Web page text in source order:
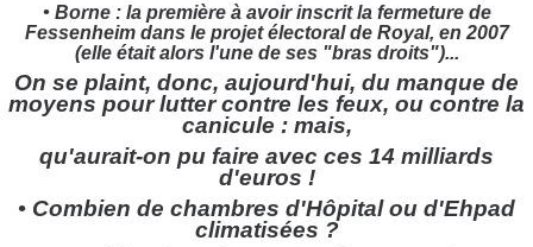
• Borne : la première à avoir inscrit la fermeture de
Fessenheim dans le projet électoral de Royal, en 2007
(elle était alors l'une de ses "bras droits")...
On se plaint, donc, aujourd'hui, du manque de
moyens pour lutter contre les feux, ou contre la
canicule : mais,
qu'aurait-on pu faire avec ces 14 milliards
d'euros !
• Combien de chambres d'Hôpital ou d'Ehpad
climatisées ?